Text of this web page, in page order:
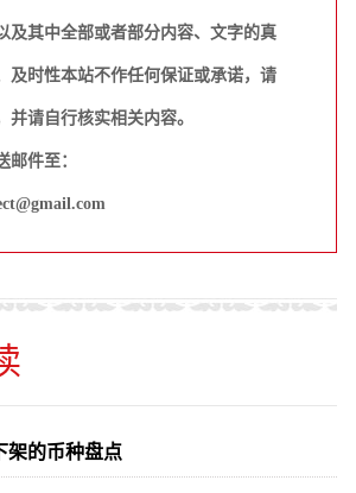
及其中全部或者部分内容、文字的真
及时性本站不作任何保证或承诺，请
并请自行核实相关内容。
邮件至：
架的币种盘点